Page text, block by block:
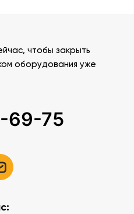
чтобы закрыть
оборудования уже
69-75